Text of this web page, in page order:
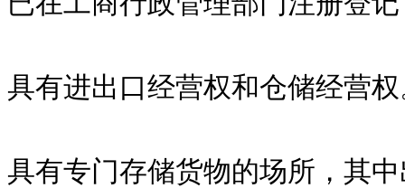
具有进出口经营权和仓储经营
具有专门存储货物的场所，其